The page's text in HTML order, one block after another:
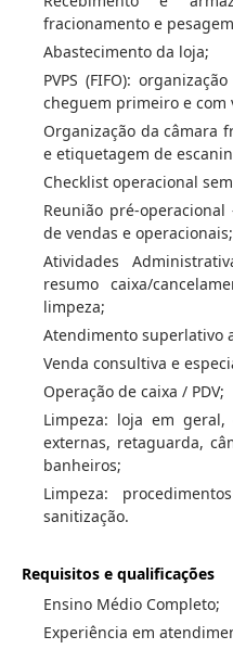
fracionamento e
Abastecimento da loja;
PVPS (FIFO):
cheguem primeiro e com
Organização da câmara
e etiquetagem de
Checklist operacional
Reunião pré-
de vendas e operacionais;
Atividades
resumo caixa/
limpeza;
Atendimento superlativo
Venda consultiva e
Operação de caixa / PDV;
Limpeza: loja em
externas, retaguarda,
banheiros;
Limpeza:
sanitização.
Requisitos e qualificações
Ensino Médio Completo;
Experiência em